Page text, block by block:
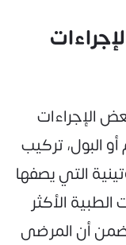
الإجراءات
البول، تركيب
التي يصفها
الأكثر
أن المرضى